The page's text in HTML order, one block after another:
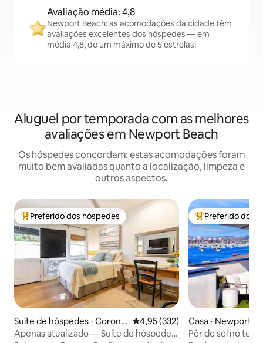
Avaliação média: 4,8
Newport Beach: as acomodações da cidade têm
avaliações excelentes dos hóspedes — em
média 4,8, de um máximo de 5 estrelas!
Aluguel por temporada com as melhores
avaliações em Newport Beach
Os hóspedes concordam: estas acomodações foram
muito bem avaliadas quanto a localização, limpeza e
outros aspectos.
Entre os melhores preferidos dos hóspedes
Preferido dos hóspedes
Suíte de hóspedes ⋅ Corona
del Mar
4,95 de uma avaliação média de
4,95 (332)
Apenas atualizado — Suíte de hóspedes
Entre os
Preferido dos
Casa ⋅ Newport
Pôr do sol no